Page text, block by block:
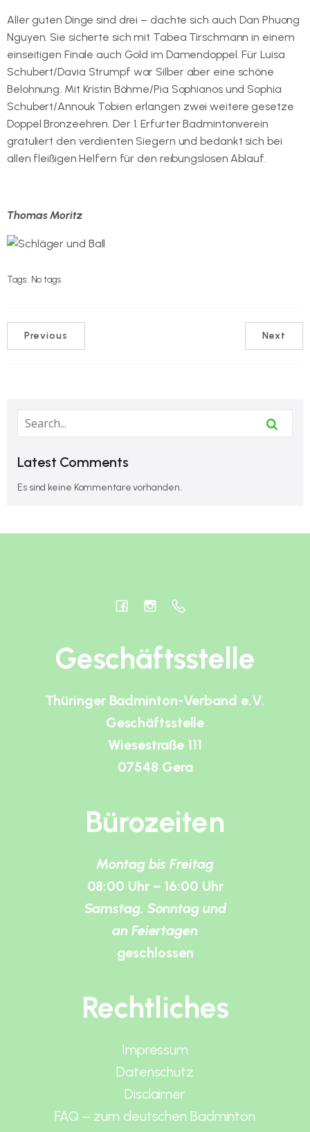
Aller guten Dinge sind drei – dachte sich auch Dan Phuong
Nguyen. Sie sicherte sich mit Tabea Tirschmann in einem
einseitigen Finale auch Gold im Damendoppel. Für Luisa
Schubert/Davia Strumpf war Silber aber eine schöne
Belohnung. Mit Kristin Böhme/Pia Sophianos und Sophia
Schubert/Annouk Tobien erlangen zwei weitere gesetze
Doppel Bronzeehren. Der 1. Erfurter Badmintonverein
gratuliert den verdienten Siegern und bedankt sich bei
allen fleißigen Helfern für den reibungslosen Ablauf.
Thomas Moritz
Tags: No tags
Previous Next
Latest Comments
Es sind keine Kommentare vorhanden.
Geschäftsstelle
Thüringer Badminton-Verband e.V.
Geschäftsstelle
Wiesestraße 111
07548 Gera
Bürozeiten
Montag bis Freitag
08:00 Uhr – 16:00 Uhr
Samstag, Sonntag und
an Feiertagen
geschlossen
Rechtliches
Impressum
Datenschutz
Disclaimer
FAQ – zum deutschen Badminton